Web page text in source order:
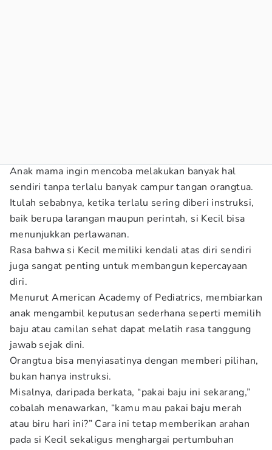
Anak mama ingin mencoba melakukan banyak hal
sendiri tanpa terlalu banyak campur tangan orangtua.
Itulah sebabnya, ketika terlalu sering diberi instruksi,
baik berupa larangan maupun perintah, si Kecil bisa
menunjukkan perlawanan.
Rasa bahwa si Kecil memiliki kendali atas diri sendiri
juga sangat penting untuk membangun kepercayaan
diri.
Menurut American Academy of Pediatrics, membiarkan
anak mengambil keputusan sederhana seperti memilih
baju atau camilan sehat dapat melatih rasa tanggung
jawab sejak dini.
Orangtua bisa menyiasatinya dengan memberi pilihan,
bukan hanya instruksi.
Misalnya, daripada berkata, “pakai baju ini sekarang,”
cobalah menawarkan, “kamu mau pakai baju merah
atau biru hari ini?” Cara ini tetap memberikan arahan
pada si Kecil sekaligus menghargai pertumbuhan